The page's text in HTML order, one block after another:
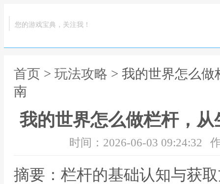
您的游戏宝典，关注我！
首页 > 玩法攻略 > 我的世界怎么
南
我的世界怎么做栏杆，
时间：2026-06-03 09:24:32
摘要：栏杆的基础认知与获